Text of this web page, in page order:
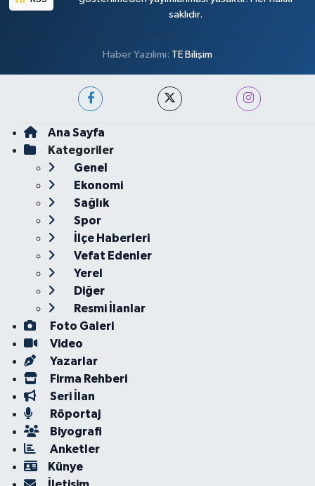
saklıdır.
Haber Yazılımı: TE Bilişim
Ana Sayfa
Kategoriler
Genel
Ekonomi
Sağlık
Spor
İlçe Haberleri
Vefat Edenler
Yerel
Diğer
Resmi İlanlar
Foto Galeri
Video
Yazarlar
Firma Rehberi
Seri İlan
Röportaj
Biyografi
Anketler
Künye